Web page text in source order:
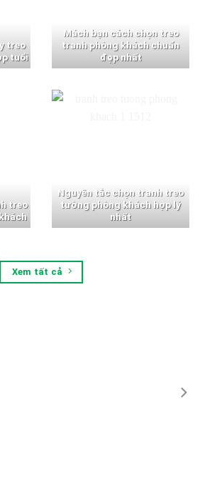
treo
tuổi
Mách bạn cách chọn treo
tranh phòng khách chuẩn
đẹp nhất
treo
Nguyên tắc chọn tranh treo
tường phòng khách hợp lý
nhất
Xem tất cả